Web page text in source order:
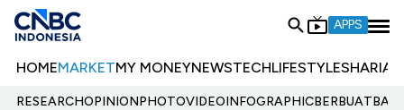
APPS
HOMEMARKETMY MONEYNEWSTECHLIFESTYLESHARIA
RESEARCHOPINIONPHOTOVIDEOINFOGRAPHIC